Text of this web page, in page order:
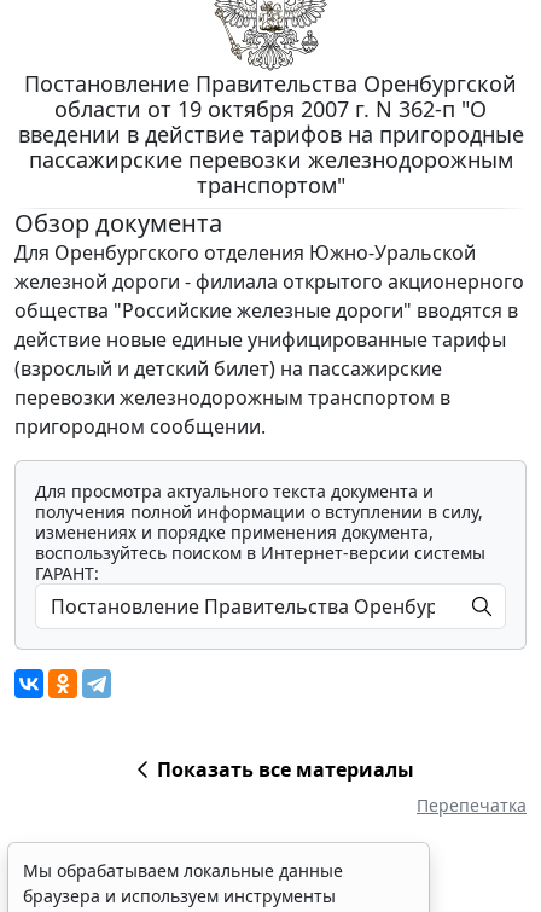
Постановление Правительства Оренбургской
области от 19 октября 2007 г. N 362-п "О
введении в действие тарифов на пригородные
пассажирские перевозки железнодорожным
транспортом"
Обзор документа
Для Оренбургского отделения Южно-Уральской
железной дороги - филиала открытого акционерного
общества "Российские железные дороги" вводятся в
действие новые единые унифицированные тарифы
(взрослый и детский билет) на пассажирские
перевозки железнодорожным транспортом в
пригородном сообщении.
Для просмотра актуального текста документа и
получения полной информации о вступлении в силу,
изменениях и порядке применения документа,
воспользуйтесь поиском в Интернет-версии системы
ГАРАНТ:
Показать все материалы
Перепечатка
Мы обрабатываем локальные данные
браузера и используем инструменты